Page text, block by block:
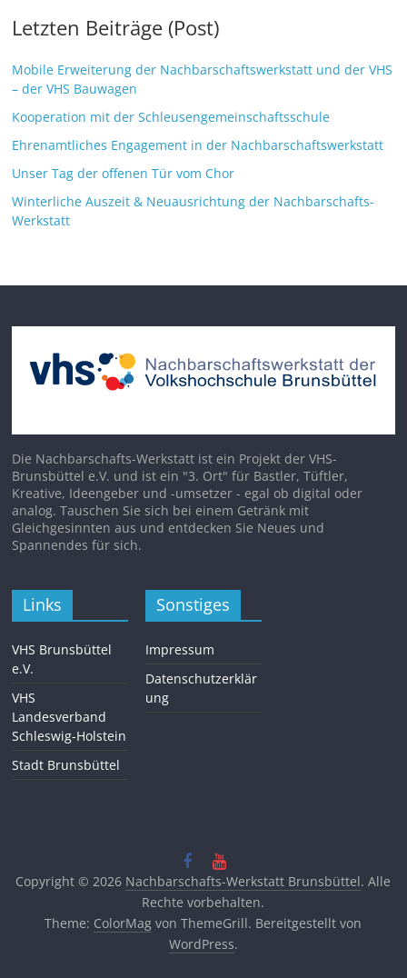
Letzten Beiträge (Post)
Mobile Erweiterung der Nachbarschaftswerkstatt und der VHS
– der VHS Bauwagen
Kooperation mit der Schleusengemeinschaftsschule
Ehrenamtliches Engagement in der Nachbarschaftswerkstatt
Unser Tag der offenen Tür vom Chor
Winterliche Auszeit & Neuausrichtung der Nachbarschafts-
Werkstatt
Die Nachbarschafts-Werkstatt ist ein Projekt der VHS-
Brunsbüttel e.V. und ist ein "3. Ort" für Bastler, Tüftler,
Kreative, Ideengeber und -umsetzer - egal ob digital oder
analog. Tauschen Sie sich bei einem Getränk mit
Gleichgesinnten aus und entdecken Sie Neues und
Spannendes für sich.
Links
VHS Brunsbüttel
e.V.
VHS
Landesverband
Schleswig-Holstein
Stadt Brunsbüttel
Sonstiges
Impressum
Datenschutzerklär
ung
Copyright © 2026 Nachbarschafts-Werkstatt Brunsbüttel. Alle
Rechte vorbehalten.
Theme: ColorMag von ThemeGrill. Bereitgestellt von
WordPress.